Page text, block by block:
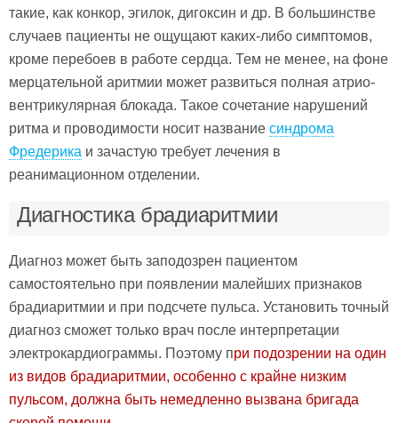
такие, как конкор, эгилок, дигоксин и др. В большинстве
случаев пациенты не ощущают каких-либо симптомов,
кроме перебоев в работе сердца. Тем не менее, на фоне
мерцательной аритмии может развиться полная атрио-
вентрикулярная блокада. Такое сочетание нарушений
ритма и проводимости носит название синдрома
Фредерика и зачастую требует лечения в
реанимационном отделении.
Диагностика брадиаритмии
Диагноз может быть заподозрен пациентом
самостоятельно при появлении малейших признаков
брадиаритмии и при подсчете пульса. Установить точный
диагноз сможет только врач после интерпретации
электрокардиограммы. Поэтому при подозрении на один
из видов брадиаритмии, особенно с крайне низким
пульсом, должна быть немедленно вызвана бригада